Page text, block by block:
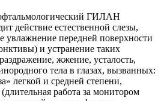
ГИЛАН
действие естественной слезы,
увлажнение передней поверхности
и устранение таких
жжение, усталость,
тела в глазах, вызванных:
легкой и средней степени,
работа за монитором